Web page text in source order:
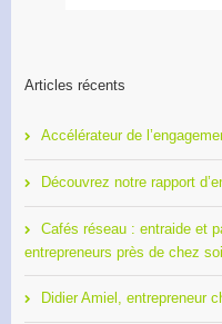
Articles récents
Accélérateur de
Découvrez notre rapport
Cafés réseau : entraide et
entrepreneurs près de chez soi
Didier Amiel, entrepreneur